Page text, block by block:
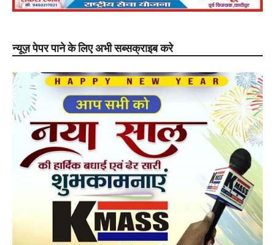
न्यूज़ पेपर पाने के लिए अभी सब्सक्राइब करे